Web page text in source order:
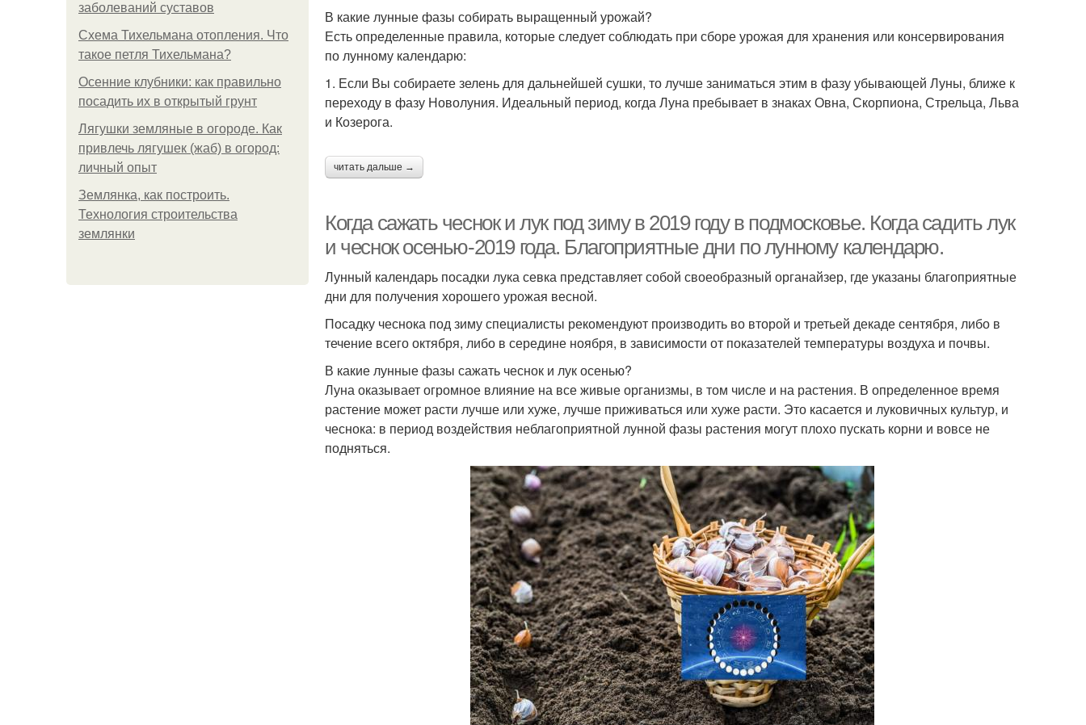
заболеваний суставов
Схема Тихельмана отопления. Что
такое петля Тихельмана?
Осенние клубники: как правильно
посадить их в открытый грунт
Лягушки земляные в огороде. Как
привлечь лягушек (жаб) в огород:
личный опыт
Землянка, как построить.
Технология строительства
землянки
В какие лунные фазы собирать выращенный урожай?
Есть определенные правила, которые следует соблюдать при сборе урожая для хранения или консервирования
по лунному календарю:
1. Если Вы собираете зелень для дальнейшей сушки, то лучше заниматься этим в фазу убывающей Луны, ближе к
переходу в фазу Новолуния. Идеальный период, когда Луна пребывает в знаках Овна, Скорпиона, Стрельца, Льва
и Козерога.
читать дальше →
Когда сажать чеснок и лук под зиму в 2019 году в подмосковье. Когда садить лук
и чеснок осенью-2019 года. Благоприятные дни по лунному календарю.
Лунный календарь посадки лука севка представляет собой своеобразный органайзер, где указаны благоприятные
дни для получения хорошего урожая весной.
Посадку чеснока под зиму специалисты рекомендуют производить во второй и третьей декаде сентября, либо в
течение всего октября, либо в середине ноября, в зависимости от показателей температуры воздуха и почвы.
В какие лунные фазы сажать чеснок и лук осенью?
Луна оказывает огромное влияние на все живые организмы, в том числе и на растения. В определенное время
растение может расти лучше или хуже, лучше приживаться или хуже расти. Это касается и луковичных культур, и
чеснока: в период воздействия неблагоприятной лунной фазы растения могут плохо пускать корни и вовсе не
подняться.